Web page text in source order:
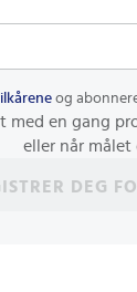
og
med en gang
eller når målet
DEG